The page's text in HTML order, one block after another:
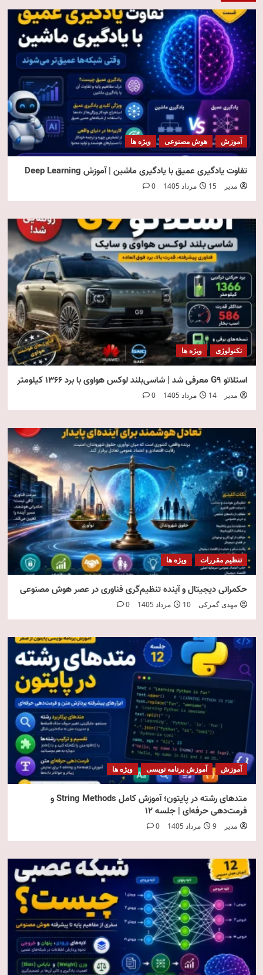
آموزش هوش مصنوعی ویژه ها
تفاوت یادگیری عمیق با یادگیری ماشین | آموزش Deep Learning
مدیر 15 مرداد 1405 0
تکنولوژی ویژه ها
استلاتو G9 معرفی شد | شاسی‌بلند لوکس هواوی با برد ۱۳۶۶ کیلومتر
مدیر 14 مرداد 1405 0
تنظیم مقررات ویژه ها
حکمرانی دیجیتال و آینده تنظیم‌گری فناوری در عصر هوش مصنوعی
مهدی گمرکی 10 مرداد 1405 0
آموزش آموزش برنامه نویسی ویژه ها
متدهای رشته در پایتون؛ آموزش کامل String Methods و
فرمت‌دهی حرفه‌ای | جلسه ۱۲
مدیر 9 مرداد 1405 0